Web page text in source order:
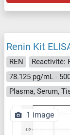
Renin Kit
REN Reactivité:
78.125 pg/mL -
Plasma, Serum,
1 image